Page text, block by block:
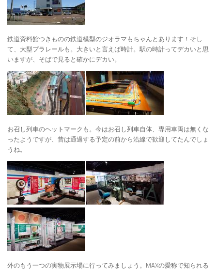
鉄道資料館つきものの鉄道模型のジオラマもちゃんとあります！そし
て、大型プラレールも。大きいと言えば時計。駅の時計ってデカいと思
いますが、そばで見ると確かにデカい。
お召し列車のヘットマークも。今はお召し列車自体、専用車両は無くな
ったようですが、昔は通過する予定の前から沿線で歓迎してたんでしょ
うね。
外のもう一つの実物展示場に行ってみましょう。MAXの愛称で知られる